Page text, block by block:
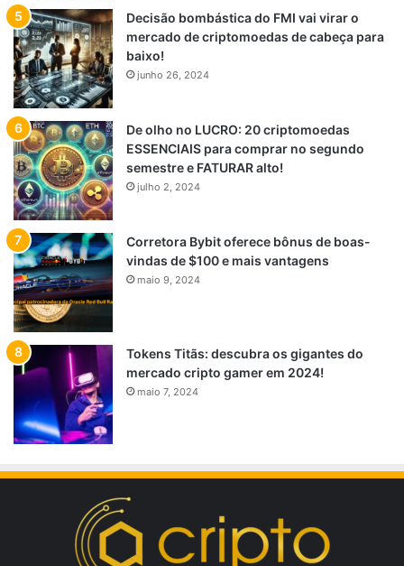
Decisão bombástica do FMI vai virar o
mercado de criptomoedas de cabeça para
baixo!
junho 26, 2024
De olho no LUCRO: 20 criptomoedas
ESSENCIAIS para comprar no segundo
semestre e FATURAR alto!
julho 2, 2024
Corretora Bybit oferece bônus de boas-
vindas de $100 e mais vantagens
maio 9, 2024
Tokens Titãs: descubra os gigantes do
mercado cripto gamer em 2024!
maio 7, 2024